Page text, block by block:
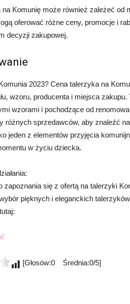
Komunię może również zależeć
oferować różne ceny, promocje i
decyzji zakupowej.
2023? Cena talerzyka na
wzoru, producenta i miejsca
wzorami i pochodzące od
różnych sprzedawców, aby znaleźć
jeden z elementów przyjęcia
w życiu dziecka.
zapoznania się z ofertą na talerzyki
pięknych i eleganckich
[Głosów:0 Średnia:0/5]